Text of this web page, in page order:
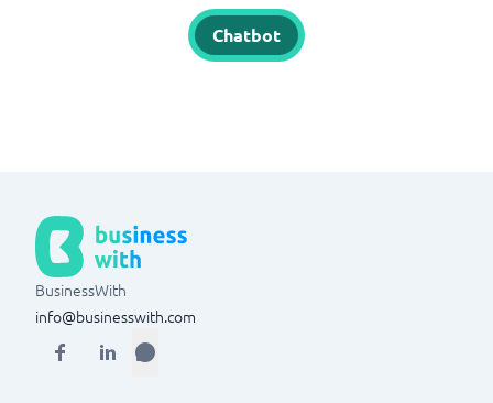
Chatbot
BusinessWith
info@businesswith.com